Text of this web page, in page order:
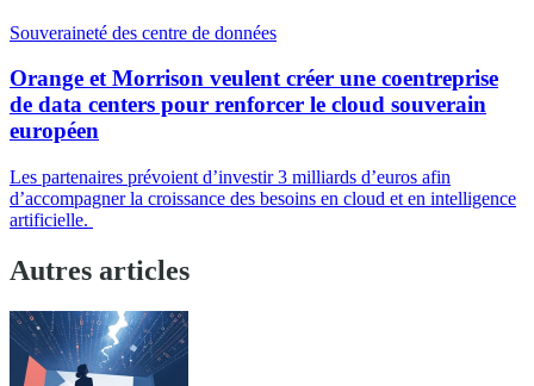
Souveraineté des centre de données
Orange et Morrison veulent créer une coentreprise
de data centers pour renforcer le cloud souverain
européen
Les partenaires prévoient d’investir 3 milliards d’euros afin
d’accompagner la croissance des besoins en cloud et en intelligence
artificielle.
Autres articles